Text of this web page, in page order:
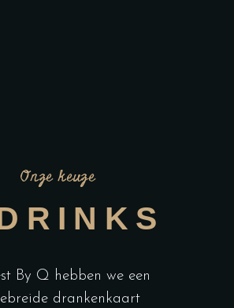
Onze keuze
By Q hebben we een
drankenkaart